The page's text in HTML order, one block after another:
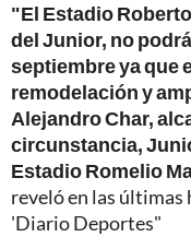
"El Estadio
del Junior, no
septiembre ya que
remodelación y
Alejandro Char,
circunstancia,
Estadio Romelio
reveló en las
'Diario Deportes"